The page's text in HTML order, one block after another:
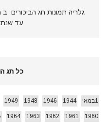
גלריה תמונות חג הביכורים
עד שנת 1980] .
כל תג
1במאי 1944
1946
1948
1949
1960
1961
1962
1963
1964